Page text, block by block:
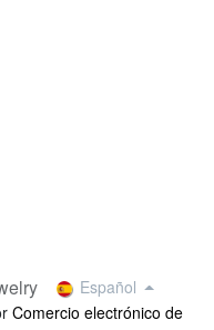
Español
Comercio electrónico de